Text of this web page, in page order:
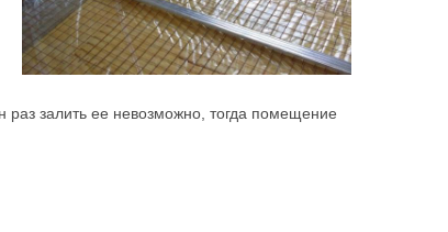
раз залить ее невозможно, тогда помещение